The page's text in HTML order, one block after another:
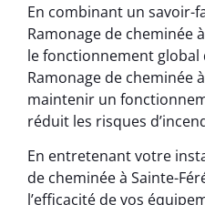
En combinant un savoir-
Ramonage de cheminée
le fonctionnement global
Ramonage de cheminée
maintenir un
réduit les risques
En entretenant votre
de cheminée à Sainte-
l’efficacité de vos